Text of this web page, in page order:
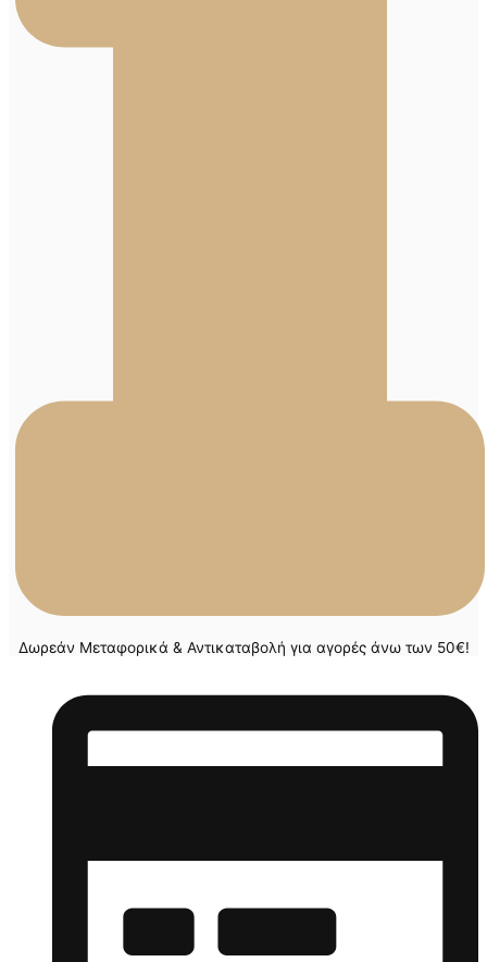
Δωρεάν Μεταφορικά & Αντικαταβολή για αγορές άνω των 50€!